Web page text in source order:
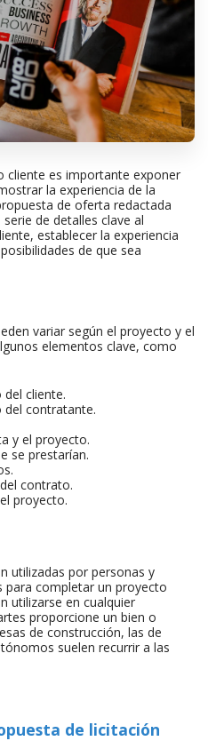
cliente es importante exponer
la experiencia de la
de oferta redactada
de detalles clave al
establecer la experiencia
de que sea
variar según el proyecto y el
elementos clave, como
cliente.
contratante.
y el proyecto.
se prestarían.
contrato.
proyecto.
utilizadas por personas y
para completar un proyecto
utilizarse en cualquier
proporcione un bien o
de construcción, las de
suelen recurrir a las
de licitación